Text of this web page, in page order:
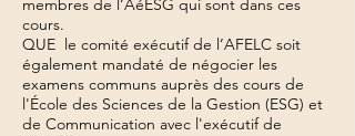
membres de l’AéESG qui sont dans ces
cours.
QUE le comité exécutif de l’AFELC soit
également mandaté de négocier les
examens communs auprès des cours de
l'École des Sciences de la Gestion (ESG) et
de Communication avec l'exécutif de